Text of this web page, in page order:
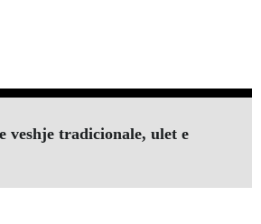
veshje tradicionale, ulet e